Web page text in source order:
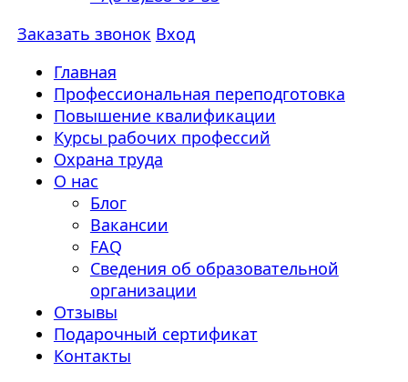
Заказать звонок Вход
Главная
Профессиональная переподготовка
Повышение квалификации
Курсы рабочих профессий
Охрана труда
О нас
Блог
Вакансии
FAQ
Сведения об образовательной
организации
Отзывы
Подарочный сертификат
Контакты